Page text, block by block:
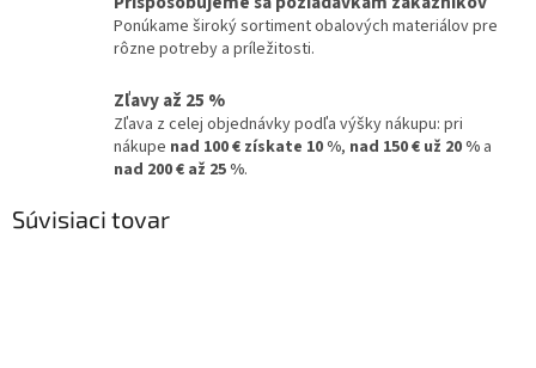
Ponúkame široký sortiment obalových materiálov pre
rôzne potreby a príležitosti.
Zľavy až 25 %
Zľava z celej objednávky podľa výšky nákupu: pri
nákupe nad 100 € získate 10 %, nad 150 € už 20 % a
nad 200 € až 25 %.
Súvisiaci tovar